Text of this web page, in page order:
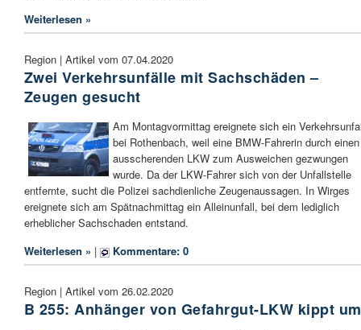
Weiterlesen »
Region | Artikel vom 07.04.2020
Zwei Verkehrsunfälle mit Sachschäden –
Zeugen gesucht
Am Montagvormittag ereignete sich ein
bei Rothenbach, weil eine BMW-Fahrerin durch einen
ausscherenden LKW zum Ausweichen gezwungen
wurde. Da der LKW-Fahrer sich von der Unfallstelle
entfernte, sucht die Polizei sachdienliche Zeugenaussagen. In Wirges
ereignete sich am Spätnachmittag ein Alleinunfall, bei dem lediglich
erheblicher Sachschaden entstand.
Weiterlesen » | Kommentare: 0
Region | Artikel vom 26.02.2020
B 255: Anhänger von Gefahrgut-LKW kippt um